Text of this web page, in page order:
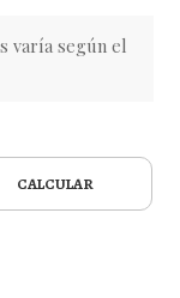
varía según el
CALCULAR